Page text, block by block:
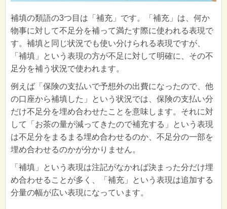
補填の類語の3つ目は「補充」です。「補充」は、何か
物事に対して不足分を補って満たす際に使われる表現で
す。補填と同じ状況でも使い分けられる表現ですが、
「補填」という表現の方が不足に対して明確に、その不
足分を補う状況で使われます。
例えば「保険の支払いで予想外の出費になったので、他
の口座から補填した」という状況では、保険の支払い分
だけ不足分を埋め合わせたことを意味します。それに対
して「お茶の量が減ってきたので補充する」という表現
は不足分をまるまる埋め合わせるのか、不足分の一部を
埋め合わせるのかが分かりません。
「補填」という表現は注記がなかれば決まった分だけ埋
め合わせることが多く、「補充」という表現は追加する
分量の幅が広い表現になっています。